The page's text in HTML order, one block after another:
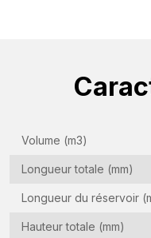
Volume (m3)
Longueur totale (mm)
Longueur du réservoir
Hauteur totale (mm)
e-
(Required)
Numéro
téléphone
(Required)